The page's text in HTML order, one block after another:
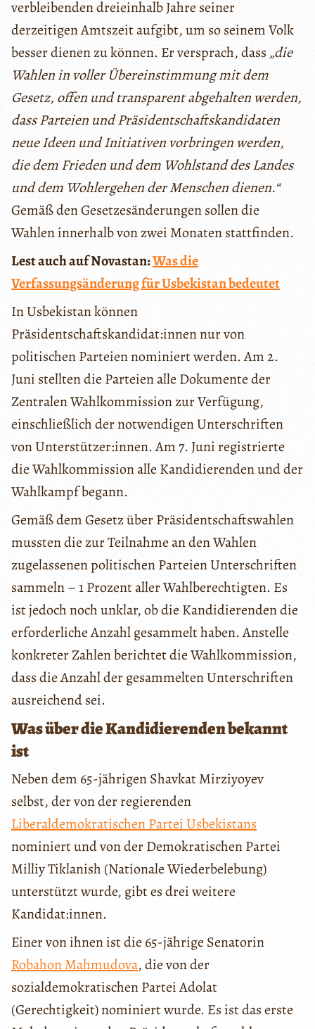
verbleibenden dreieinhalb Jahre seiner
derzeitigen Amtszeit aufgibt, um so seinem Volk
besser dienen zu können. Er versprach, dass „die
Wahlen in voller Übereinstimmung mit dem
Gesetz, offen und transparent abgehalten werden,
dass Parteien und Präsidentschaftskandidaten
neue Ideen und Initiativen vorbringen werden,
die dem Frieden und dem Wohlstand des Landes
und dem Wohlergehen der Menschen dienen.“
Gemäß den Gesetzesänderungen sollen die
Wahlen innerhalb von zwei Monaten stattfinden.
Lest auch auf Novastan:Was die
Verfassungsänderung für Usbekistan bedeutet
In Usbekistan können
Präsidentschaftskandidat:innen nur von
politischen Parteien nominiert werden. Am 2.
Juni stellten die Parteien alle Dokumente der
Zentralen Wahlkommission zur Verfügung,
einschließlich der notwendigen Unterschriften
von Unterstützer:innen. Am 7. Juni registrierte
die Wahlkommission alle Kandidierenden und der
Wahlkampf begann.
Gemäß dem Gesetz über Präsidentschaftswahlen
mussten die zur Teilnahme an den Wahlen
zugelassenen politischen Parteien Unterschriften
sammeln – 1 Prozent aller Wahlberechtigten. Es
ist jedoch noch unklar, ob die Kandidierenden die
erforderliche Anzahl gesammelt haben. Anstelle
konkreter Zahlen berichtet die Wahlkommission,
dass die Anzahl der gesammelten Unterschriften
ausreichend sei.
Was über die Kandidierenden bekannt
ist
Neben dem 65-jährigen Shavkat Mirziyoyev
selbst, der von der regierenden
Liberaldemokratischen Partei Usbekistans
nominiert und von der Demokratischen Partei
Milliy Tiklanish (Nationale Wiederbelebung)
unterstützt wurde, gibt es drei weitere
Kandidat:innen.
Einer von ihnen ist die 65-jährige Senatorin
Robahon Mahmudova, die von der
sozialdemokratischen Partei Adolat
(Gerechtigkeit) nominiert wurde. Es ist das erste